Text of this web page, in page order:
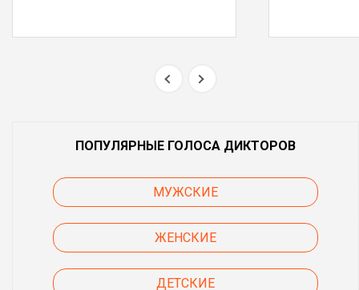
ПОПУЛЯРНЫЕ ГОЛОСА ДИКТОРОВ
МУЖСКИЕ
ЖЕНСКИЕ
ДЕТСКИЕ